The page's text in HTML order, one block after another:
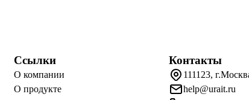
Ссылки
О компании
О продукте
Контакты
111123,
help@urait.ru